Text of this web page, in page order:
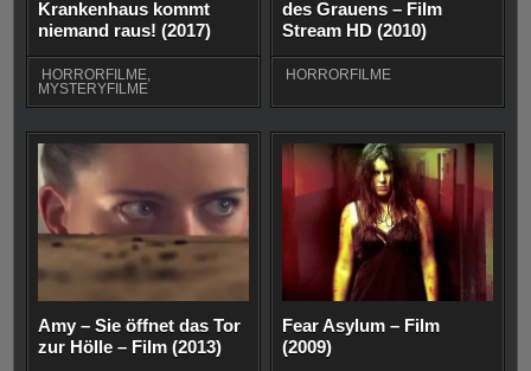
Krankenhaus kommt
niemand raus! (2017)
HORRORFILME
MYSTERYFILME
des Grauens – Film
Stream HD (2010)
HORRORFILME
Amy – Sie öffnet das Tor
zur Hölle – Film (2013)
Fear Asylum – Film
(2009)